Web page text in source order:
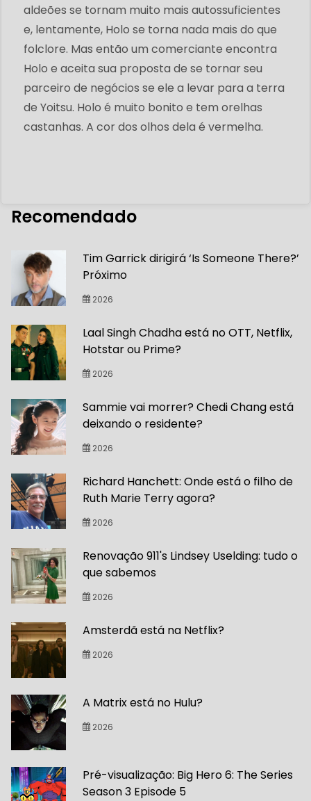
aldeões se tornam muito mais autossuficientes
e, lentamente, Holo se torna nada mais do que
folclore. Mas então um comerciante encontra
Holo e aceita sua proposta de se tornar seu
parceiro de negócios se ele a levar para a terra
de Yoitsu. Holo é muito bonito e tem orelhas
castanhas. A cor dos olhos dela é vermelha.
Recomendado
Tim Garrick dirigirá ‘Is Someone There?’
Próximo
2026
Laal Singh Chadha está no OTT, Netflix,
Hotstar ou Prime?
2026
Sammie vai morrer? Chedi Chang está
deixando o residente?
2026
Richard Hanchett: Onde está o filho de
Ruth Marie Terry agora?
2026
Renovação 911's Lindsey Uselding: tudo o
que sabemos
2026
Amsterdã está na Netflix?
2026
A Matrix está no Hulu?
2026
Pré-visualização: Big Hero 6: The Series
Season 3 Episode 5